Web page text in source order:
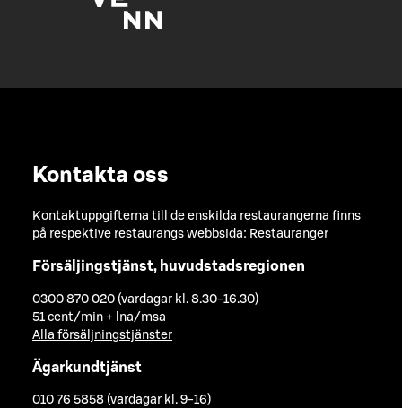
Kontakta oss
Kontaktuppgifterna till de enskilda restaurangerna finns
på respektive restaurangs webbsida: Restauranger
Försäljingstjänst, huvudstadsregionen
0300 870 020 (vardagar kl. 8.30-16.30)
51 cent/min + lna/msa
Alla försäljningstjänster
Ägarkundtjänst
010 76 5858 (vardagar kl. 9-16)